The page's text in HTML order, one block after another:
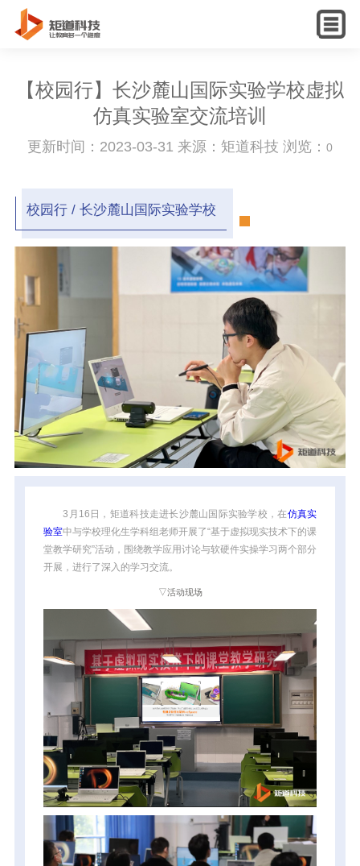
English
【校园行】长沙麓山国际实验学校虚拟
仿真实验室交流培训
更新时间：2023-03-31 来源：矩道科技 浏览： 0
校园行 / 长沙麓山国际实验学校
3月16日，矩道科技走进长沙麓山国际实验学校，在仿真实
验室中与学校理化生学科组老师开展了“基于虚拟现实技术下的课
堂教学研究”活动，围绕教学应用讨论与软硬件实操学习两个部分
开展，进行了深入的学习交流。
▽活动现场